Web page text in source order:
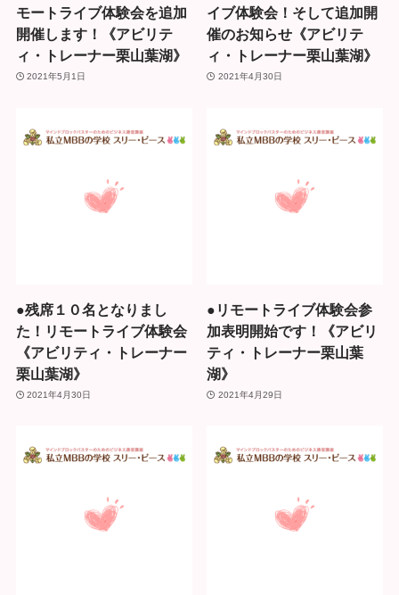
モートライブ体験会を追加
開催します！《アビリテ
ィ・トレーナー栗山葉湖》
2021年5月1日
イブ体験会！そして追加開
催のお知らせ《アビリテ
ィ・トレーナー栗山葉湖》
2021年4月30日
●残席１０名となりまし
た！リモートライブ体験会
《アビリティ・トレーナー
栗山葉湖》
2021年4月30日
●リモートライブ体験会参
加表明開始です！《アビリ
ティ・トレーナー栗山葉
湖》
2021年4月29日